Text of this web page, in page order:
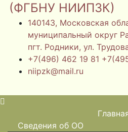
(ФГБНУ НИИПЗК)
140143, Московская
муниципальный округ
пгт. Родники, ул.
+7(496) 462 19 81
niipzk@mail.ru
Сведения об ОО